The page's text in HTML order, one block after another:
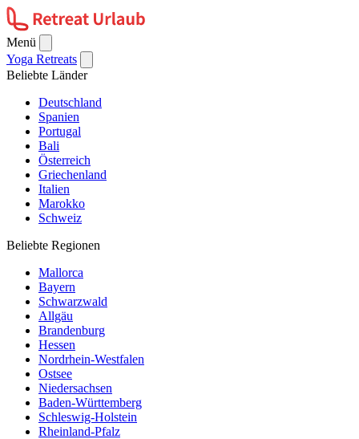
Menü
Yoga Retreats
Beliebte Länder
Deutschland
Spanien
Portugal
Bali
Österreich
Griechenland
Italien
Marokko
Schweiz
Beliebte Regionen
Mallorca
Bayern
Schwarzwald
Allgäu
Brandenburg
Hessen
Nordrhein-Westfalen
Ostsee
Niedersachsen
Baden-Württemberg
Schleswig-Holstein
Rheinland-Pfalz